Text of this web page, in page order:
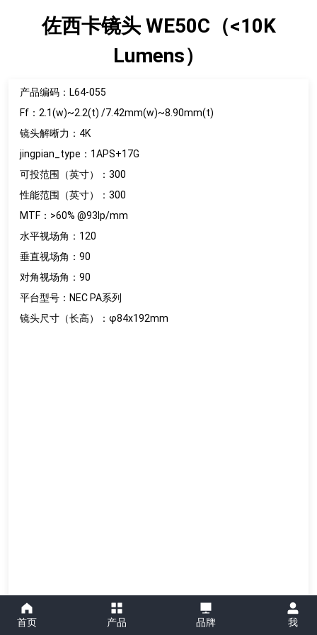
佐西卡镜头 WE50C（<10K
Lumens）
产品编码：L64-055
Ff：2.1(w)~2.2(t) /7.42mm(w)~8.90mm(t)
镜头解晰力：4K
jingpian_type：1APS+17G
可投范围（英寸）：300
性能范围（英寸）：300
MTF：>60% @93lp/mm
水平视场角：120
垂直视场角：90
对角视场角：90
平台型号：NEC PA系列
镜头尺寸（长高）：φ84x192mm
首页 产品 品牌 我